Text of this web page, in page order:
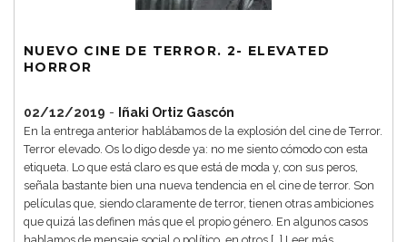
NUEVO CINE DE TERROR. 2- ELEVATED
HORROR
02/12/2019 - Iñaki Ortiz Gascón
En la entrega anterior hablábamos de la explosión del cine de Terror.
Terror elevado. Os lo digo desde ya: no me siento cómodo con esta
etiqueta. Lo que está claro es que está de moda y, con sus peros,
señala bastante bien una nueva tendencia en el cine de terror. Son
películas que, siendo claramente de terror, tienen otras ambiciones
que quizá las definen más que el propio género. En algunos casos